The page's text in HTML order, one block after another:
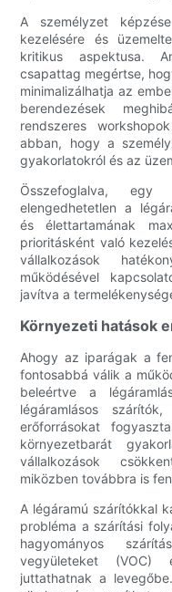
A személyzet
kezelésére és
kritikus aspektusa.
csapattag megértse,
minimalizálhatja az
berendezések
rendszeres
abban, hogy a
gyakorlatokról és az
Összefoglalva, egy
elengedhetetlen a
és élettartamának
prioritásként való
vállalkozások
működésével
javítva a
Környezeti hatások
Ahogy az iparágak a
fontosabbá válik a
beleértve a
légáramlásos
erőforrásokat
környezetbarát
vállalkozások
miközben továbbra is
A légáramú szárítókkal
probléma a szárítási
hagyományos
vegyületeket (VOC)
juttathatnak a